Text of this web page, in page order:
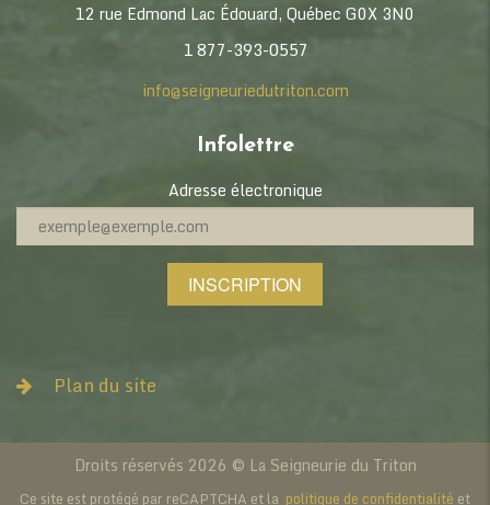
12 rue Edmond Lac Édouard, Québec G0X 3N0
1 877-393-0557
info@seigneuriedutriton.com
Infolettre
Adresse électronique
INSCRIPTION
Plan du site
L’identité Triton
Mission & vision
Droits réservés 2026 © La Seigneurie du Triton
Ce site est protégé par reCAPTCHA et la politique de confidentialité et